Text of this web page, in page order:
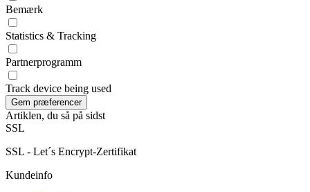
Bemærk
Statistics & Tracking
Partnerprogramm
Track device being used
Artiklen, du så på sidst
SSL
SSL - Let´s Encrypt-Zertifikat
Kundeinfo